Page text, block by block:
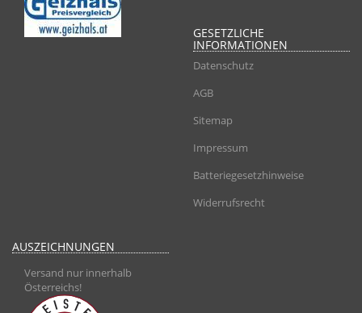
GESETZLICHE
INFORMATIONEN
Datenschutz
AGB
Sitemap
Impressum
Batteriegesetzhinweise
Widerrufsrecht
AUSZEICHNUNGEN
Versand nur innerhalb
Österreichs!